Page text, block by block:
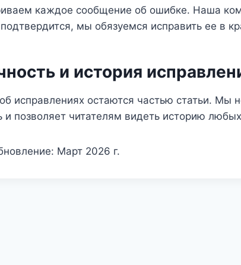
каждое сообщение об ошибке. Наша
мы обязуемся исправить ее в
и история
исправлениях остаются частью статьи. Мы
и позволяет читателям видеть историю
Март 2026 г.